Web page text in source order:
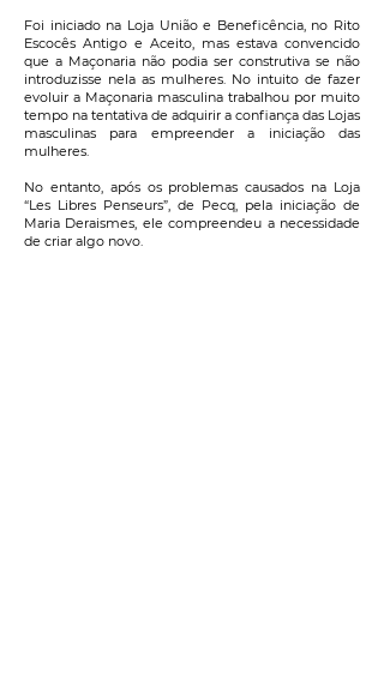
Foi iniciado na Loja União e Beneficência, no Rito
Escocês Antigo e Aceito, mas estava convencido
que a Maçonaria não podia ser construtiva se não
introduzisse nela as mulheres. No intuito de fazer
evoluir a Maçonaria masculina trabalhou por muito
tempo na tentativa de adquirir a confiança das Lojas
masculinas para empreender a iniciação das
mulheres.
No entanto, após os problemas causados na Loja
“Les Libres Penseurs”, de Pecq, pela iniciação de
Maria Deraismes, ele compreendeu a necessidade
de criar algo novo.